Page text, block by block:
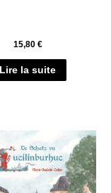
15,80 €
Lire la suite